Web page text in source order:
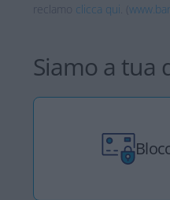
reclamo
clicca qui. (
Siamo a tua